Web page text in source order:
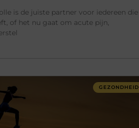
is de juiste partner voor iedereen die
of het nu gaat om acute pijn,
GEZONDHEID